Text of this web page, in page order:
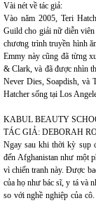
Vài nét về tác giả:
Vào năm 2005, Teri
Guild cho giải nữ diễn
chương trình truyền hình
Emmy này cũng đã từng
& Clark, và đã được nhìn
Never Dies, Soapdish, và
Hatcher sống tại Los
KABUL BEAUTY
TÁC GIẢ: DEBORAH
Ngay sau khi thời kỳ sụp
đến Afghanistan như một
vì chiến tranh này. Được
của họ như bác sĩ, y tá và
so với nghề nghiệp của